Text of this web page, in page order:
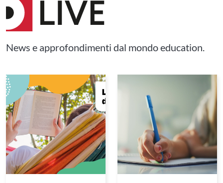
News e approfondimenti dal mondo education.